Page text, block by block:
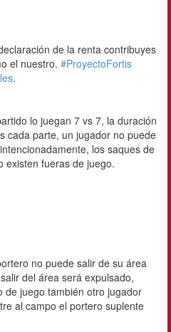
de la renta contribuyes
el nuestro. #ProyectoFortis
.
lo juegan 7 vs 7, la duración
cada parte, un jugador no puede
los saques de
existen fueras de juego.
no puede salir de su área
del área será expulsado,
de juego también otro jugador
al campo el portero suplente